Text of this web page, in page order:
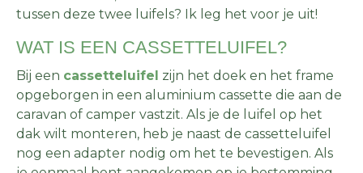
tussen deze twee luifels? Ik leg het voor je uit!
WAT IS EEN CASSETTELUIFEL?
Bij een cassetteluifel zijn het doek en het frame
opgeborgen in een aluminium cassette die aan de
caravan of camper vastzit. Als je de luifel op het
dak wilt monteren, heb je naast de cassetteluifel
nog een adapter nodig om het te bevestigen. Als